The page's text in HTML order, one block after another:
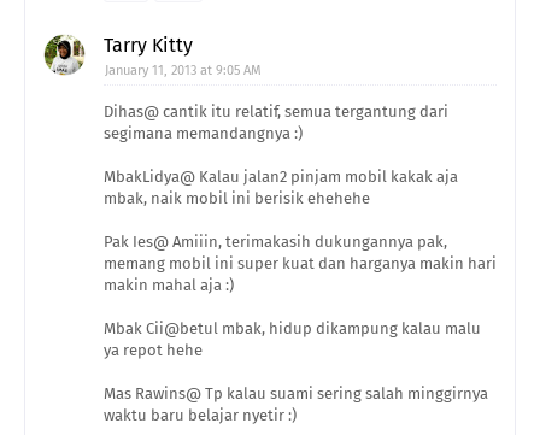
Tarry Kitty
January 11, 2013 at 9:05 AM
Dihas@ cantik itu relatif, semua tergantung dari
segimana memandangnya :)
MbakLidya@ Kalau jalan2 pinjam mobil kakak aja
mbak, naik mobil ini berisik ehehehe
Pak Ies@ Amiiin, terimakasih dukungannya pak,
memang mobil ini super kuat dan harganya makin hari
makin mahal aja :)
Mbak Cii@betul mbak, hidup dikampung kalau malu
ya repot hehe
Mas Rawins@ Tp kalau suami sering salah minggirnya
waktu baru belajar nyetir :)